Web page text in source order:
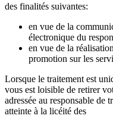
des finalités suivantes:
en vue de la
électronique du
en vue de la
promotion sur les
Lorsque le traitement est
vous est loisible de retirer
adressée au responsable de
atteinte à la licéité des